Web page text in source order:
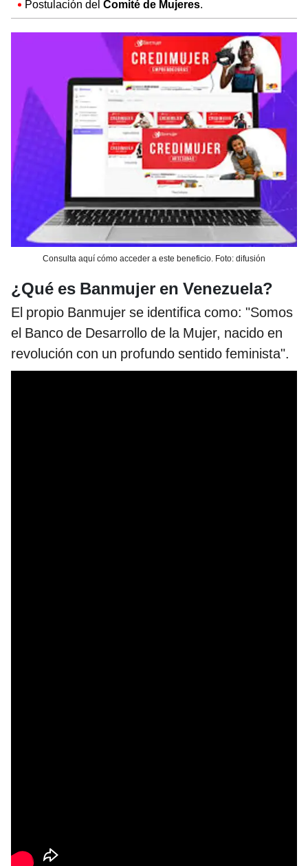
Postulación del Comité de Mujeres.
Consulta aquí cómo acceder a este beneficio. Foto: difusión
¿Qué es Banmujer en Venezuela?
El propio Banmujer se identifica como: "Somos
el Banco de Desarrollo de la Mujer, nacido en
revolución con un profundo sentido feminista".